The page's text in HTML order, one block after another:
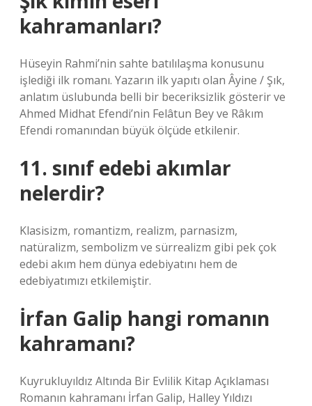
kahramanları?
Hüseyin Rahmi’nin sahte batılılaşma konusunu
işlediği ilk romanı. Yazarın ilk yapıtı olan Âyine / Şık,
anlatım üslubunda belli bir beceriksizlik gösterir ve
Ahmed Midhat Efendi’nin Felâtun Bey ve Râkım
Efendi romanından büyük ölçüde etkilenir.
11. sınıf edebi akımlar
nelerdir?
Klasisizm, romantizm, realizm, parnasizm,
natüralizm, sembolizm ve sürrealizm gibi pek çok
edebi akım hem dünya edebiyatını hem de
edebiyatımızı etkilemiştir.
İrfan Galip hangi romanın
kahramanı?
Kuyrukluyıldız Altında Bir Evlilik Kitap Açıklaması
Romanın kahramanı İrfan Galip, Halley Yıldızı